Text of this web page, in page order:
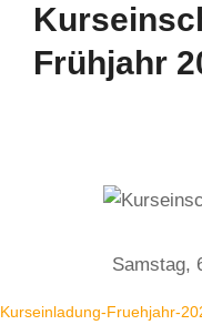
Frühjahr
Samstag,
Kurseinladung-Fruehjahr-